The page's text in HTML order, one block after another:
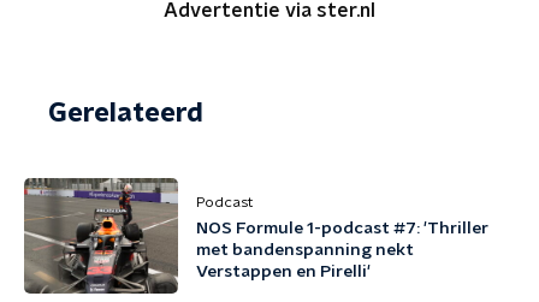
Advertentie via ster.nl
Gerelateerd
Podcast
NOS Formule 1-podcast #7: 'Thriller
met bandenspanning nekt
Verstappen en Pirelli'